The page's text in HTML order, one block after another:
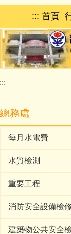
跳
主
要
內
容
區
::: 首頁
:::
總務處
每月水電費
水質檢測
重要工程
消防安全設備檢
建築物公共安全